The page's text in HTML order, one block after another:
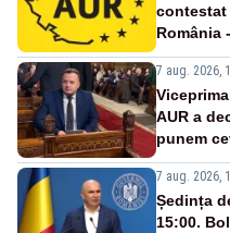
contestat
România
7 aug. 2026,
AUR a
punem
7 aug. 2026,
Ședința
15:00.